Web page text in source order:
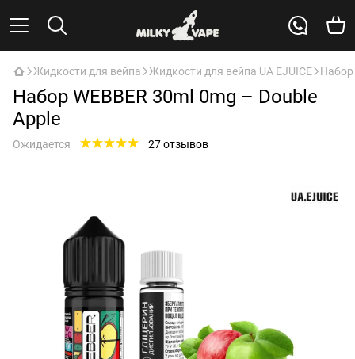
Жидкости для вейпа Жидкости для вейпа UA EJUICE Набор
Набор WEBBER 30ml 0mg – Double
Apple
Ожидается 27 отзывов